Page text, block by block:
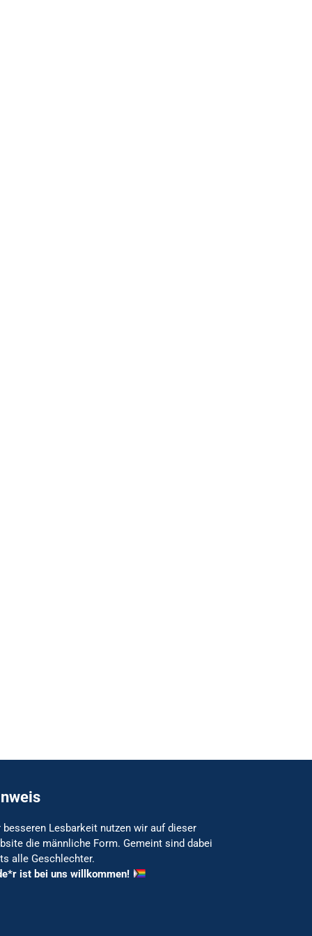
besseren Lesbarkeit nutzen wir auf dieser
die männliche Form. Gemeint sind dabei
alle Geschlechter.
ist bei uns willkommen!